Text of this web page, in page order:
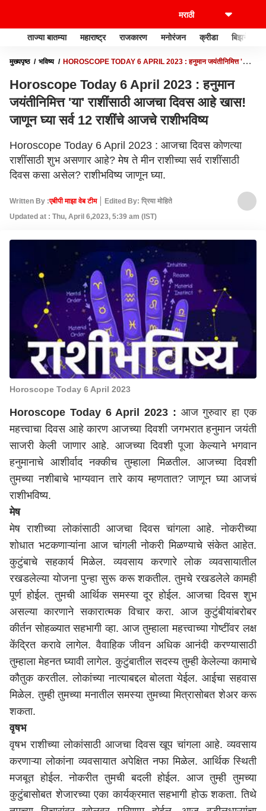
ताज्या बातम्या महाराष्ट्र राजकारण मनोरंजन क्रीडा बिझनेस
मुख्यपृष्ठ भविष्य
HOROSCOPE TODAY 6 APRIL 2023 : हनुमान जयंतीनिमित्त 'या'
Horoscope Today 6 April 2023 : हनुमान
जयंतीनिमित्त 'या' राशींसाठी आजचा दिवस आहे खास!
जाणून घ्या सर्व 12 राशींचे आजचे राशीभविष्य
Horoscope Today 6 April 2023 : आजचा दिवस कोणत्या
राशींसाठी शुभ असणार आहे? मेष ते मीन राशीच्या सर्व राशींसाठी
दिवस कसा असेल? राशीभविष्य जाणून घ्या.
Written By :एबीपी माझा वेब टीम
Edited By: प्रिया मोहिते
Updated at : Thu, April 6,2023, 5:39 am (IST)
Horoscope Today 6 April 2023
Horoscope Today 6 April 2023 : आज गुरुवार हा एक
महत्त्वाचा दिवस आहे कारण आजच्या दिवशी जगभरात हनुमान जयंती
साजरी केली जाणार आहे. आजच्या दिवशी पूजा केल्याने भगवान
हनुमानाचे आशीर्वाद नक्कीच तुम्हाला मिळतील. आजच्या दिवशी
तुमच्या नशीबाचे भाग्यवान तारे काय म्हणतात? जाणून घ्या आजचं
राशीभविष्य.
मेष
मेष राशीच्या लोकांसाठी आजचा दिवस चांगला आहे. नोकरीच्या
शोधात भटकणाऱ्यांना आज चांगली नोकरी मिळण्याचे संकेत आहेत.
कुटुंबाचे सहकार्य मिळेल. व्यवसाय करणारे लोक व्यवसायातील
रखडलेल्या योजना पुन्हा सुरू करू शकतील. तुमचे रखडलेले कामही
पूर्ण होईल. तुमची आर्थिक समस्या दूर होईल. आजचा दिवस शुभ
असल्या कारणाने सकारात्मक विचार करा. आज कुटुंबीयांबरोबर
कीर्तन सोहळ्यात सहभागी व्हा. आज तुम्हाला महत्त्वाच्या गोष्टींवर लक्ष
केंद्रित करावे लागेल. वैवाहिक जीवन अधिक आनंदी करण्यासाठी
तुम्हाला मेहनत घ्यावी लागेल. कुटुंबातील सदस्य तुम्ही केलेल्या कामाचे
कौतुक करतील. लोकांच्या नात्याबद्दल बोलता येईल. आईचा सहवास
मिळेल. तुम्ही तुमच्या मनातील समस्या तुमच्या मित्रासोबत शेअर करू
शकता.
वृषभ
वृषभ राशीच्या लोकांसाठी आजचा दिवस खूप चांगला आहे. व्यवसाय
करणाऱ्या लोकांना व्यवसायात अपेक्षित नफा मिळेल. आर्थिक स्थिती
मजबूत होईल. नोकरीत तुमची बदली होईल. आज तुम्ही तुमच्या
कुटुंबासोबत शेजारच्या एका कार्यक्रमात सहभागी होऊ शकता. तिथे